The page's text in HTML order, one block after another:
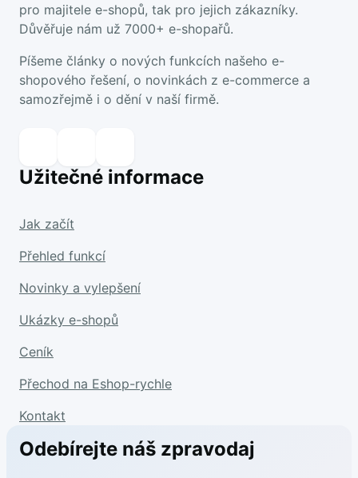
pro majitele e-shopů, tak pro jejich zákazníky.
Důvěřuje nám už 7000+ e-shopařů.
Píšeme články o nových funkcích našeho e-
shopového řešení, o novinkách z e-commerce a
samozřejmě i o dění v naší firmě.
Užitečné informace
Jak začít
Přehled funkcí
Novinky a vylepšení
Ukázky e-shopů
Ceník
Přechod na Eshop-rychle
Kontakt
Odebírejte náš zpravodaj